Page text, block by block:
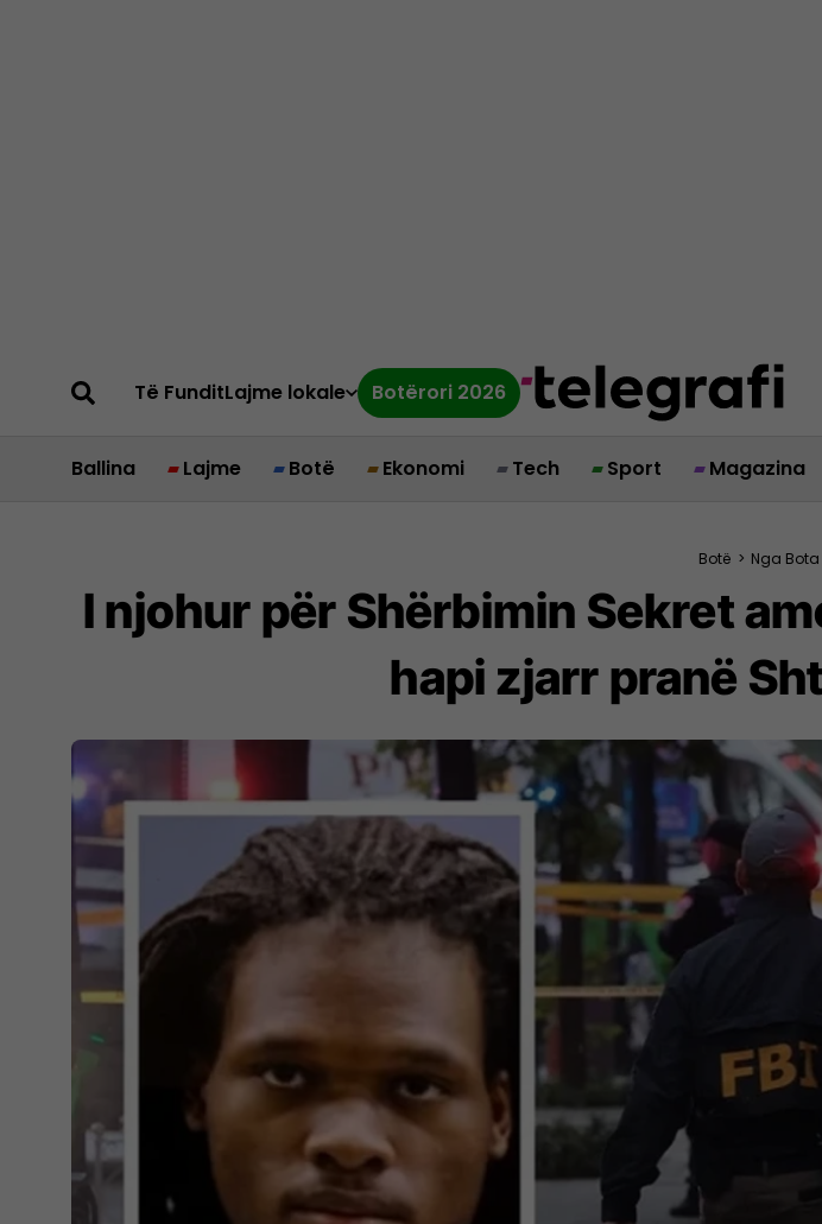
Të FunditLajme lokale Botërori 2026
Ballina Lajme Botë Ekonomi Tech Sport Magazina
Botë > Nga Bota
I njohur për Shërbimin Sekret
hapi zjarr pranë